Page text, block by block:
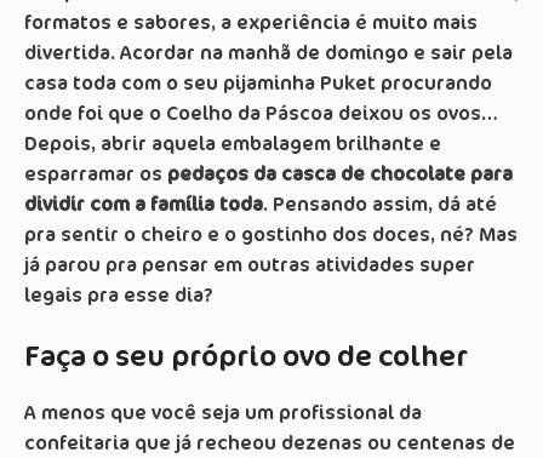
formatos e sabores, a experiência é muito mais
divertida. Acordar na manhã de domingo e sair pela
casa toda com o seu pijaminha Puket procurando
onde foi que o Coelho da Páscoa deixou os ovos…
Depois, abrir aquela embalagem brilhante e
esparramar os pedaços da casca de chocolate para
dividir com a família toda. Pensando assim, dá até
pra sentir o cheiro e o gostinho dos doces, né? Mas
já parou pra pensar em outras atividades super
legais pra esse dia?
Faça o seu próprio ovo de colher
A menos que você seja um profissional da
confeitaria que já recheou dezenas ou centenas de